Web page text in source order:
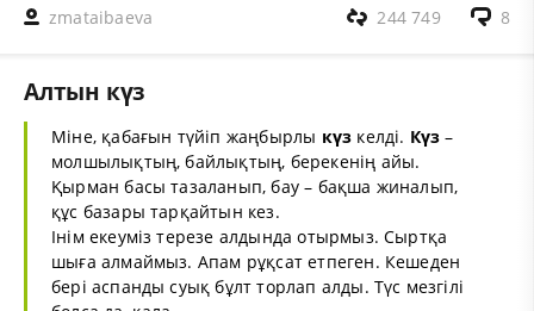
zmataibaeva 8
244 749
Алтын күз
Міне, қабағын түйіп жаңбырлы күз келді. Күз –
молшылықтың, байлықтың, берекенің айы.
Қырман басы тазаланып, бау – бақша жиналып,
құс базары тарқайтын кез.
Інім екеуміз терезе алдында отырмыз. Сыртқа
шыға алмаймыз. Апам рұқсат етпеген. Кешеден
бері аспанды суық бұлт торлап алды. Түс мезгілі